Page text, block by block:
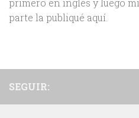
primero en inglés y luego
parte la publiqué aquí.
SEGUIR: